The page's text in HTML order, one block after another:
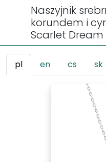
Naszyjnik
korundem i
Scarlet Dream
pl en cs sk